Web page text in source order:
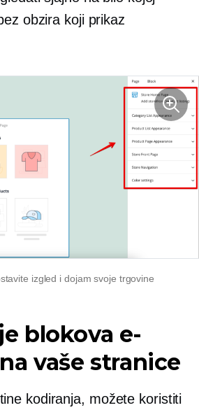
obzira koji prikaz
izgled i dojam svoje trgovine
blokova e-
vaše stranice
kodiranja, možete koristiti